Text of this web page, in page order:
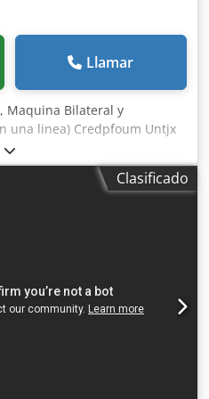
Llamar
, Maquina Bilateral y
una linea) Credpfoum Untjx
rollos (min/max) mm 0,3
max) mm 8 / 45 (60)
mm 236 / 1300 Mando
base) Sin barra de
Slave) Velocidad de avance
(mm) 270 PARTE
(por cada lado):
Tupí (anti-astilla)
Clasificado